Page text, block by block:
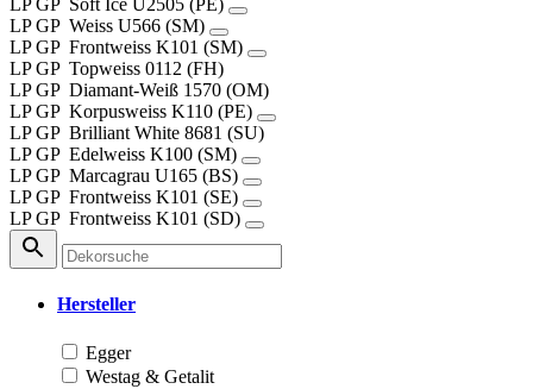
LP GP Weiss U566 (SM)
LP GP Frontweiss K101 (SM)
LP GP Topweiss 0112 (FH)
LP GP Diamant-Weiß 1570 (OM)
LP GP Korpusweiss K110 (PE)
LP GP Brilliant White 8681 (SU)
LP GP Edelweiss K100 (SM)
LP GP Marcagrau U165 (BS)
LP GP Frontweiss K101 (SE)
LP GP Frontweiss K101 (SD)
Hersteller
Egger
Westag & Getalit